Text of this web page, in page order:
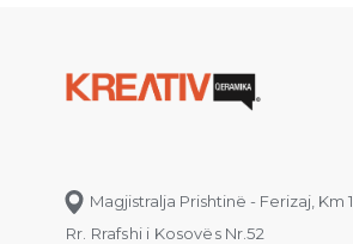
Magjistralja Prishtinë - Ferizaj, Km 1
Rr. Rrafshi i Kosovës Nr.52